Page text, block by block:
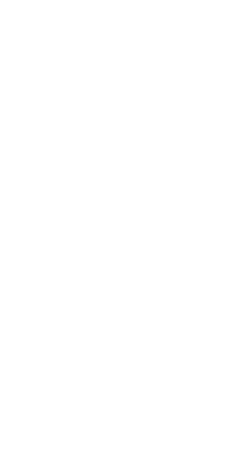
সাচিং প্রু জেরী